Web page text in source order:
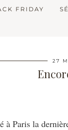
FRIDAY
27
à Paris la